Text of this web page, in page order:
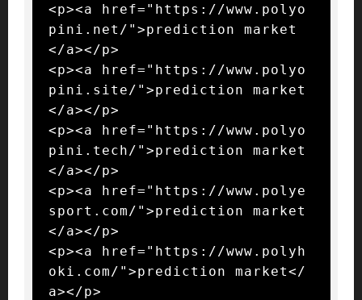
<p><a href="https://www.polyo
pini.net/">prediction market
</a></p>
<p><a href="https://www.polyo
pini.site/">prediction market
</a></p>
<p><a href="https://www.polyo
pini.tech/">prediction market
</a></p>
<p><a href="https://www.polye
sport.com/">prediction market
</a></p>
<p><a href="https://www.polyh
oki.com/">prediction market</
a></p>